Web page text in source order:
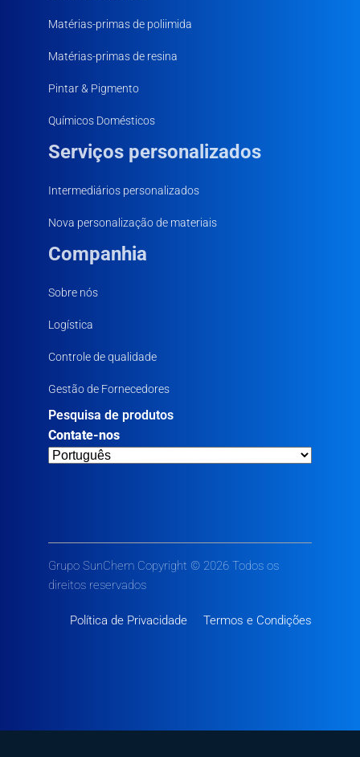
Matérias-primas de poliimida
Matérias-primas de resina
Pintar & Pigmento
Químicos Domésticos
Serviços personalizados
Intermediários personalizados
Nova personalização de materiais
Companhia
Sobre nós
Logística
Controle de qualidade
Gestão de Fornecedores
Pesquisa de produtos
Contate-nos
Grupo SunChem Copyright © 2026 Todos os
direitos reservados
Política de Privacidade Termos e Condições